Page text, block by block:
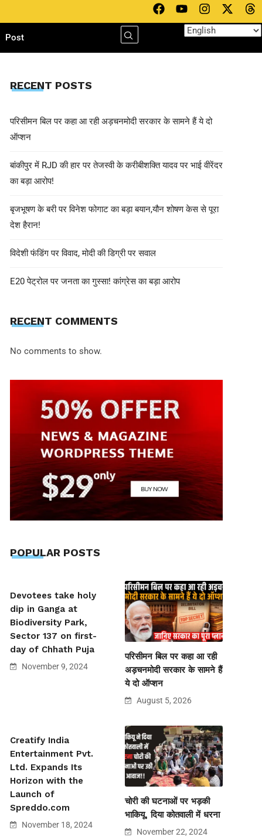
Post
RECENT POSTS
परिसीमन बिल पर कहा आ रही अड़चनमोदी सरकार के सामने हैं ये दो
ऑप्शन
बांकीपुर में RJD की हार पर तेजस्वी के करीबीशक्ति यादव पर भाई वीरेंदर
का बड़ा आरोप!
बृजभूषण के बरी पर विनेश फोगाट का बड़ा बयान,यौन शोषण केस से पूरा
देश हैरान!
विदेशी फंडिंग पर विवाद, मोदी की डिग्री पर सवाल
E20 पेट्रोल पर जनता का गुस्सा! कांग्रेस का बड़ा आरोप
RECENT COMMENTS
No comments to show.
POPULAR POSTS
Devotees take holy
dip in Ganga at
Biodiversity Park,
Sector 137 on first-
day of Chhath Puja
November 9, 2024
परिसीमन बिल पर कहा आ रही
अड़चनमोदी सरकार के सामने हैं
ये दो ऑप्शन
August 5, 2026
Creatify India
Entertainment Pvt.
Ltd. Expands Its
Horizon with the
Launch of
Spreddo.com
November 18, 2024
चोरी की घटनाओं पर भड़की
भाकियू, दिया कोतवाली में धरना
November 22, 2024